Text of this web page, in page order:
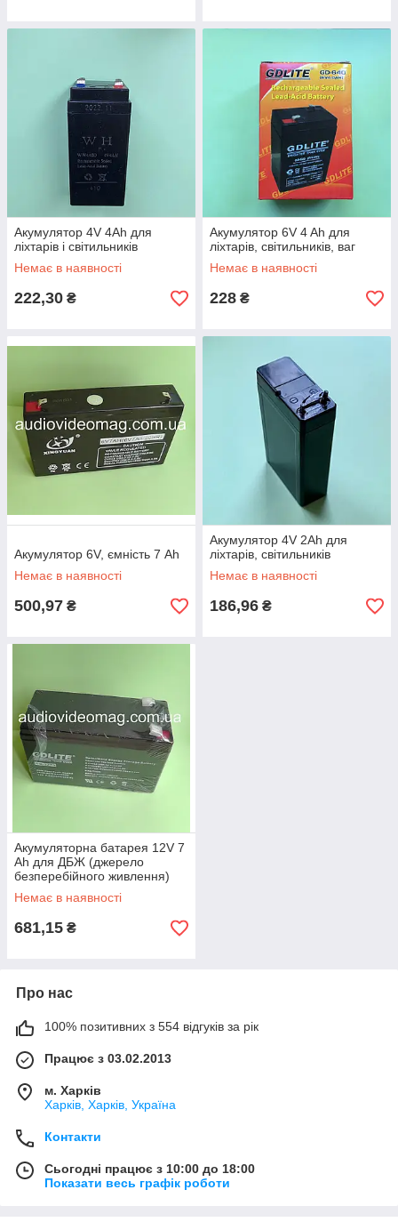
Акумулятор 4V 4Ah для
ліхтарів і світильників
Немає в наявності
222,30 ₴
Акумулятор 6V 4 Ah для
ліхтарів, світильників, ваг
Немає в наявності
228 ₴
Акумулятор 6V, ємність 7 Ah
Немає в наявності
500,97 ₴
Акумулятор 4V 2Ah для
ліхтарів, світильників
Немає в наявності
186,96 ₴
Акумуляторна батарея 12V 7
Ah для ДБЖ (джерело
безперебійного живлення)
Немає в наявності
681,15 ₴
Про нас
100% позитивних з 554 відгуків за рік
Працює з 03.02.2013
м. Харків
Харків, Харків, Україна
Контакти
Сьогодні працює з 10:00 до 18:00
Показати весь графік роботи